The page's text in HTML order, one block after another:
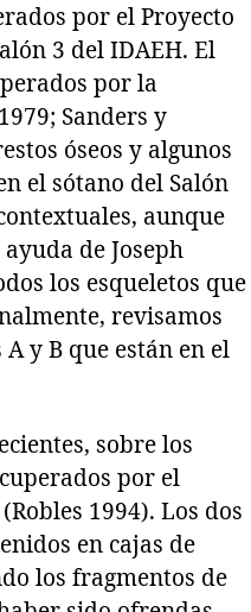
por el Proyecto
3 del IDAEH. El
por la
Sanders y
óseos y algunos
el sótano del Salón
aunque
de Joseph
los esqueletos que
revisamos
y B que están en el
sobre los
por el
1994). Los dos
en cajas de
los fragmentos de